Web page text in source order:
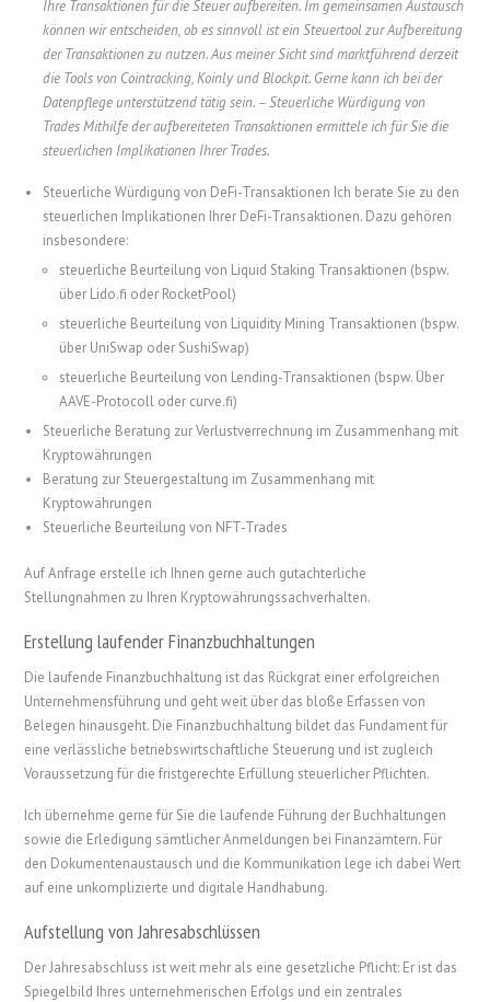
Ihre Transaktionen für die Steuer aufbereiten. Im gemeinsamen Austausch
können wir entscheiden, ob es sinnvoll ist ein Steuertool zur Aufbereitung
der Transaktionen zu nutzen. Aus meiner Sicht sind marktführend derzeit
die Tools von Cointracking, Koinly und Blockpit. Gerne kann ich bei der
Datenpflege unterstützend tätig sein. – Steuerliche Würdigung von
Trades Mithilfe der aufbereiteten Transaktionen ermittele ich für Sie die
steuerlichen Implikationen Ihrer Trades.
Steuerliche Würdigung von DeFi-Transaktionen Ich berate Sie zu den
steuerlichen Implikationen Ihrer DeFi-Transaktionen. Dazu gehören
insbesondere:
steuerliche Beurteilung von Liquid Staking Transaktionen (bspw.
über Lido.fi oder RocketPool)
steuerliche Beurteilung von Liquidity Mining Transaktionen (bspw.
über UniSwap oder SushiSwap)
steuerliche Beurteilung von Lending-Transaktionen (bspw. Über
AAVE-Protocoll oder curve.fi)
Steuerliche Beratung zur Verlustverrechnung im Zusammenhang mit
Kryptowährungen
Beratung zur Steuergestaltung im Zusammenhang mit
Kryptowährungen
Steuerliche Beurteilung von NFT-Trades
Auf Anfrage erstelle ich Ihnen gerne auch gutachterliche
Stellungnahmen zu Ihren Kryptowährungssachverhalten.
Erstellung laufender Finanzbuchhaltungen
Die laufende Finanzbuchhaltung ist das Rückgrat einer erfolgreichen
Unternehmensführung und geht weit über das bloße Erfassen von
Belegen hinausgeht. Die Finanzbuchhaltung bildet das Fundament für
eine verlässliche betriebswirtschaftliche Steuerung und ist zugleich
Voraussetzung für die fristgerechte Erfüllung steuerlicher Pflichten.
Ich übernehme gerne für Sie die laufende Führung der Buchhaltungen
sowie die Erledigung sämtlicher Anmeldungen bei Finanzämtern. Für
den Dokumentenaustausch und die Kommunikation lege ich dabei Wert
auf eine unkomplizierte und digitale Handhabung.
Aufstellung von Jahresabschlüssen
Der Jahresabschluss ist weit mehr als eine gesetzliche Pflicht: Er ist das
Spiegelbild Ihres unternehmerischen Erfolgs und ein zentrales